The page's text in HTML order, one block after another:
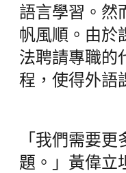
語言學習。然
帆風順。由於
法聘請專職的
程，使得外語
「我們需要
題。」黃偉立